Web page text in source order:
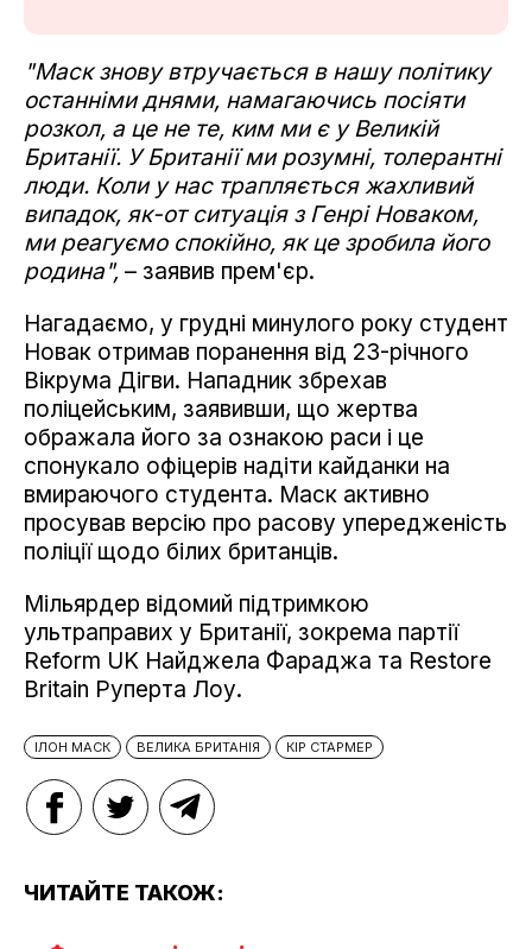
"Маск знову втручається в нашу політику
останніми днями, намагаючись посіяти
розкол, а це не те, ким ми є у Великій
Британії. У Британії ми розумні, толерантні
люди. Коли у нас трапляється жахливий
випадок, як-от ситуація з Генрі Новаком,
ми реагуємо спокійно, як це зробила його
родина", – заявив прем'єр.
Нагадаємо, у грудні минулого року студент
Новак отримав поранення від 23-річного
Вікрума Дігви. Нападник збрехав
поліцейським, заявивши, що жертва
ображала його за ознакою раси і це
спонукало офіцерів надіти кайданки на
вмираючого студента. Маск активно
просував версію про расову упередженість
поліції щодо білих британців.
Мільярдер відомий підтримкою
ультраправих у Британії, зокрема партії
Reform UK Найджела Фараджа та Restore
Britain Руперта Лоу.
ІЛОН МАСК ВЕЛИКА БРИТАНІЯ КІР СТАРМЕР
ЧИТАЙТЕ ТАКОЖ: